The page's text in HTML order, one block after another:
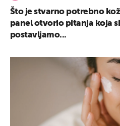
Što je stvarno potrebno
panel otvorio pitanja koja
postavljamo...